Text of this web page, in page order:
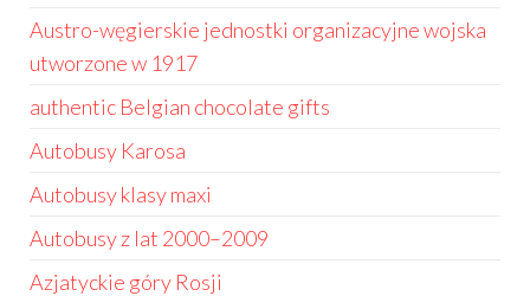
Austro-węgierskie jednostki organizacyjne wojska
utworzone w 1917
authentic Belgian chocolate gifts
Autobusy Karosa
Autobusy klasy maxi
Autobusy z lat 2000–2009
Azjatyckie góry Rosji